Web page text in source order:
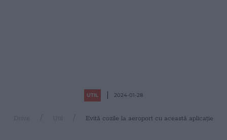
UTIL 2024-01-28
Drive Evită cozile la aeroport cu această aplicație